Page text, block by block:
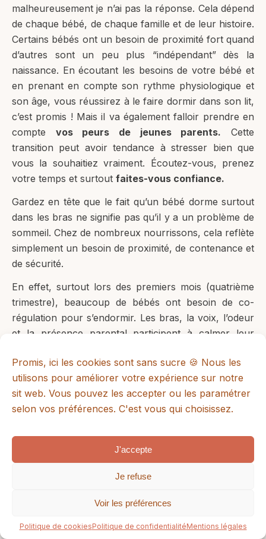
Promis, ici les cookies sont sans sucre 🍪 Nous les
utilisons pour améliorer votre expérience sur notre
sit web. Vous pouvez les accepter ou les paramétrer
selon vos préférences. C'est vous qui choisissez.
J'accepte
Je refuse
Voir les préférences
Politique de cookiesPolitique de confidentialitéMentions légales
malheureusement je n’ai pas la réponse. Cela dépend
de chaque bébé, de chaque famille et de leur histoire.
Certains bébés ont un besoin de proximité fort quand
d’autres sont un peu plus “indépendant” dès la
naissance. En écoutant les besoins de votre bébé et
en prenant en compte son rythme physiologique et
son âge, vous réussirez à le faire dormir dans son lit,
c’est promis ! Mais il va également falloir prendre en
compte vos peurs de jeunes parents. Cette
transition peut avoir tendance à stresser bien que
vous la souhaitiez vraiment. Écoutez-vous, prenez
votre temps et surtout faites-vous confiance.
Gardez en tête que le fait qu’un bébé dorme surtout
dans les bras ne signifie pas qu’il y a un problème de
sommeil. Chez de nombreux nourrissons, cela reflète
simplement un besoin de proximité, de contenance et
de sécurité.
En effet, surtout lors des premiers mois (quatrième
trimestre), beaucoup de bébés ont besoin de co-
régulation pour s’endormir. Les bras, la voix, l’odeur
et la présence parental participent à calmer leur
Pour conclure cet article, une chose essentielle : le
sommeil de l’enfant continue d’évoluer pendant
plusieurs années. Sa physiologie devient proche de
explique pourquoi les besoins d’accompagnement
peuvent rester très variables pendant toute la petite
enfance.